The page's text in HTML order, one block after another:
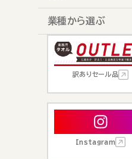
業種から選ぶ
訳ありセール品
Instagram